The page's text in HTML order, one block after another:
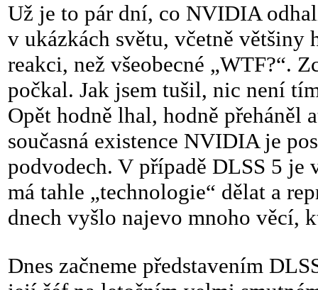
Už je to pár dní, co NVIDIA
v ukázkách světu, včetně
reakci, než všeobecné „WTF?“.
počkal. Jak jsem tušil, nic není
Opět hodně lhal, hodně přeháněl
současná existence NVIDIA je
podvodech. V případě DLSS 5 je
má tahle „technologie“ dělat a
dnech vyšlo najevo mnoho věcí,
Dnes začneme představením